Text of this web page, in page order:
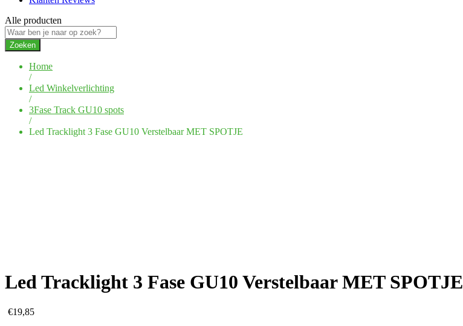
Alle producten
Zoeken
Home
/
Led Winkelverlichting
/
3Fase Track GU10 spots
/
Led Tracklight 3 Fase GU10 Verstelbaar MET SPOTJE
Led Tracklight 3 Fase GU10 Verstelbaar MET SPOTJE
€19,85